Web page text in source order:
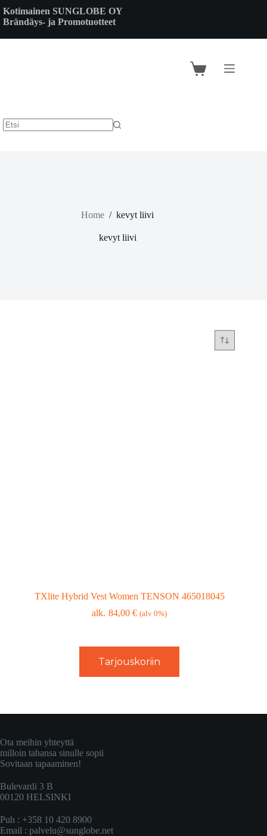
to
content
Kotimainen SUNGLOBE OY
Brändäys- ja Promotuotteet
Shopping
Home / kevyt liivi
kevyt liivi
TXlite Hybrid Vest Women TENSON 465018045
84,00€ (alv 0%)
Tarjouskoriin
Ota meihin yhteyttä
milloin tahansa sinulle sopii
Sovitaan tapaaminen!
Bulevardi 3 B
00120 HELSINKI
Puh : +358 10 420 8900
Email : palvelu@sunglobe.net